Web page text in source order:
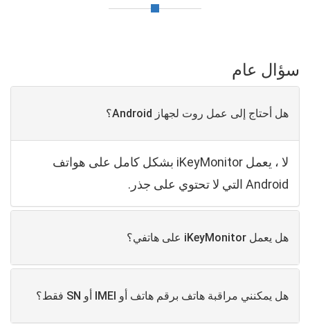
سؤال عام
هل أحتاج إلى عمل روت لجهاز Android؟
لا ، يعمل iKeyMonitor بشكل كامل على هواتف
Android التي لا تحتوي على جذر.
هل يعمل iKeyMonitor على هاتفي؟
هل يمكنني مراقبة هاتف برقم هاتف أو IMEI أو SN فقط؟